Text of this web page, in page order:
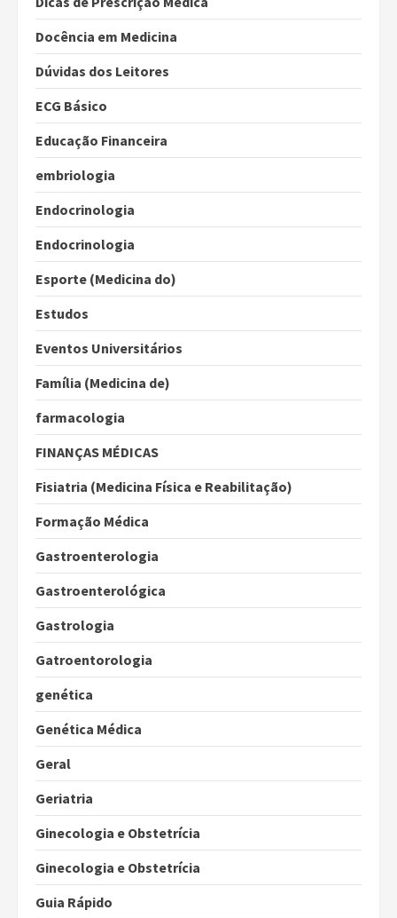
Docência em Medicina
Dúvidas dos Leitores
ECG Básico
Educação Financeira
embriologia
Endocrinologia
Endocrinologia
Esporte (Medicina do)
Estudos
Eventos Universitários
Família (Medicina de)
farmacologia
FINANÇAS MÉDICAS
Fisiatria (Medicina Física e Reabilitação)
Formação Médica
Gastroenterologia
Gastroenterológica
Gastrologia
Gatroentorologia
genética
Genética Médica
Geral
Geriatria
Ginecologia e Obstetrícia
Ginecologia e Obstetrícia
Guia Rápido